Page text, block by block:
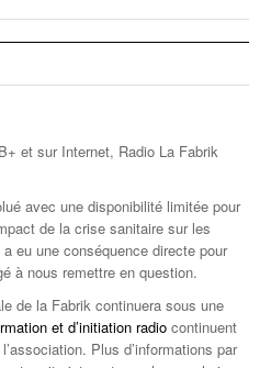
et sur Internet, Radio La Fabrik
avec une disponibilité limitée pour
de la crise sanitaire sur les
eu une conséquence directe pour
à nous remettre en question.
de la Fabrik continuera sous une
et d’initiation radio continuent
Plus d’informations par